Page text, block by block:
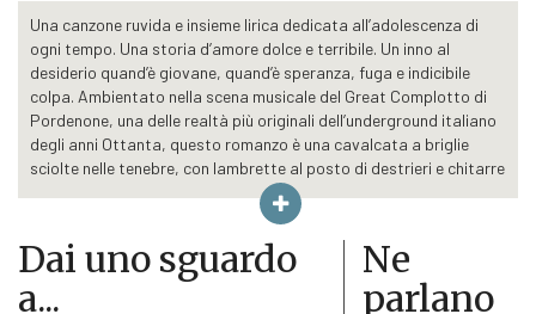
Una canzone ruvida e insieme lirica dedicata all’adolescenza di
ogni tempo. Una storia d’amore dolce e terribile. Un inno al
desiderio quand’è giovane, quand’è speranza, fuga e indicibile
colpa. Ambientato nella scena musicale del Great Complotto di
Pordenone, una delle realtà più originali dell’underground italiano
degli anni Ottanta, questo romanzo è una cavalcata a briglie
sciolte nelle tenebre, con lambrette al posto di destrieri e chitarre
elettriche impugnate come lance. Un invito a spingersi nel buio più
profondo, perché solo attraversando il deserto lasciato dal male
si può provare a immaginare un altro mondo dove sentirsi al
sicuro.
Tutto ha inizio con una spilla da balia che s’impiglia in un bottone,
Dai uno sguardo
a...
Ne
parlano